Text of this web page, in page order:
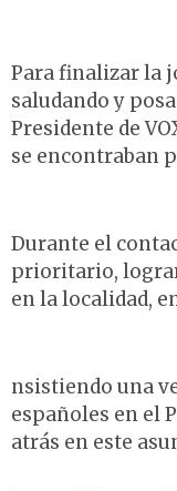
Para finalizar la
saludando y
Presidente de
se encontraban
Durante el
prioritario,
en la localidad,
nsistiendo una
españoles en el
atrás en este